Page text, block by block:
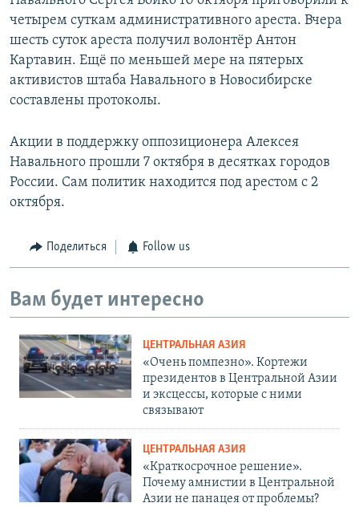
четырем суткам административного ареста. Вчера
шесть суток ареста получил волонтёр Антон
Картавин. Ещё по меньшей мере на пятерых
активистов штаба Навального в Новосибирске
составлены протоколы.
Акции в поддержку оппозиционера Алексея
Навального прошли 7 октября в десятках городов
России. Сам политик находится под арестом с 2
октября.
Поделиться Follow us
Вам будет интересно
ЦЕНТРАЛЬНАЯ АЗИЯ
«Очень помпезно». Кортежи
президентов в Центральной Азии
и эксцессы, которые с ними
связывают
ЦЕНТРАЛЬНАЯ АЗИЯ
«Краткосрочное решение».
Почему амнистии в Центральной
Азии не панацея от проблемы?